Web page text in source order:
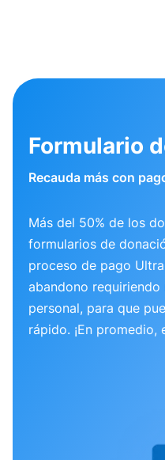
Formulario
Recauda más con
Más del 50% de los
formularios de
proceso de pago
abandono
personal, para que
rápido. ¡En promedio,